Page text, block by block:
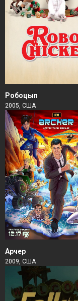
Робоцып
2005, США
Арчер
2009, США